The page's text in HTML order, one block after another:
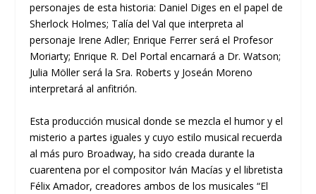
personajes de esta historia: Daniel Diges en el papel de
Sherlock Holmes; Talía del Val que interpreta al
personaje Irene Adler; Enrique Ferrer será el Profesor
Moriarty; Enrique R. Del Portal encarnará a Dr. Watson;
Julia Möller será la Sra. Roberts y Joseán Moreno
interpretará al anfitrión.
Esta producción musical donde se mezcla el humor y el
misterio a partes iguales y cuyo estilo musical recuerda
al más puro Broadway, ha sido creada durante la
cuarentena por el compositor Iván Macías y el libretista
Félix Amador, creadores ambos de los musicales “El